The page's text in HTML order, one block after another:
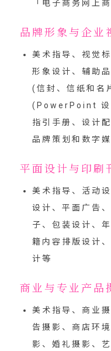
「 电子商务网上
品牌形象与企业
美术指导、视觉
形象设计、辅助
(信封、信纸和名
(PowerPoint 设
指引手册、设计
品牌策划和数字
平面设计与印刷
美术指导、活动
设计、平面广告
子、包装设计、
籍内容排版设计
计等
商业与专业产品
美术指导、商业
告摄影、商店环
影、婚礼摄影、